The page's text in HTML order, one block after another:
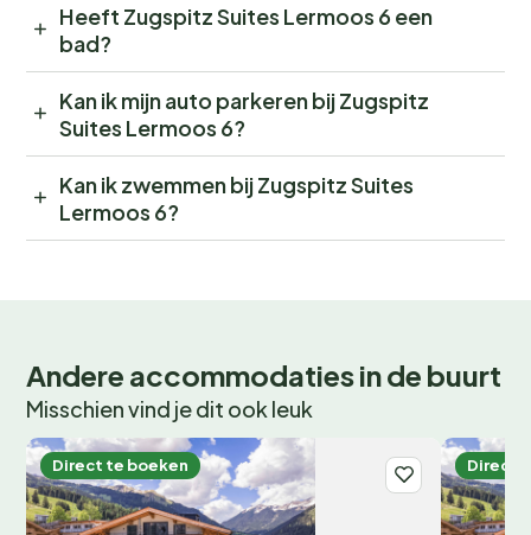
Heeft Zugspitz Suites Lermoos 6 een
bad?
Kan ik mijn auto parkeren bij Zugspitz
Suites Lermoos 6?
Kan ik zwemmen bij Zugspitz Suites
Lermoos 6?
Andere accommodaties in de buurt
Misschien vind je dit ook leuk
Direct te boeken Direct